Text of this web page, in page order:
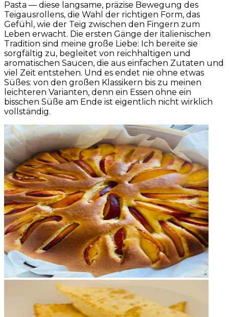
Pasta — diese langsame, präzise Bewegung des
Teigausrollens, die Wahl der richtigen Form, das
Gefühl, wie der Teig zwischen den Fingern zum
Leben erwacht. Die ersten Gänge der italienischen
Tradition sind meine große Liebe: Ich bereite sie
sorgfältig zu, begleitet von reichhaltigen und
aromatischen Saucen, die aus einfachen Zutaten und
viel Zeit entstehen. Und es endet nie ohne etwas
Süßes: von den großen Klassikern bis zu meinen
leichteren Varianten, denn ein Essen ohne ein
bisschen Süße am Ende ist eigentlich nicht wirklich
vollständig.